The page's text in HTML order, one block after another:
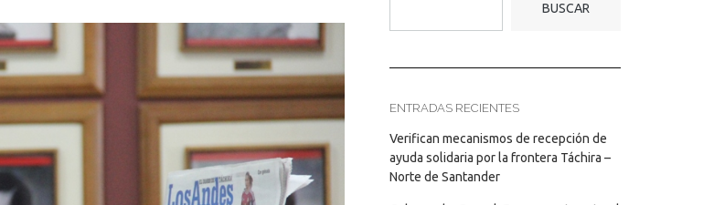
BUSCAR
ENTRADAS RECIENTES
Verifican mecanismos de recepción de
ayuda solidaria por la frontera Táchira –
Norte de Santander